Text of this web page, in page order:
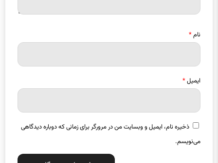
نام*
ایمیل*
ذخیره نام، ایمیل و وبسایت من در مرورگر برای زمانی که دوباره دیدگاهی
می‌نویسم.